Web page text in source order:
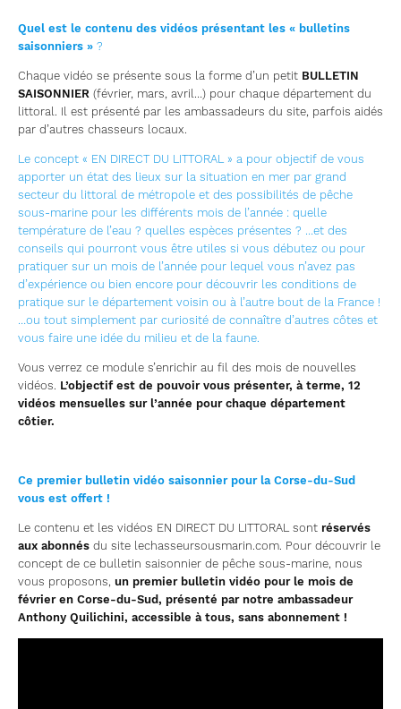
Quel est le contenu des vidéos présentant les « bulletins
saisonniers » ?
Chaque vidéo se présente sous la forme d’un petit BULLETIN
SAISONNIER (février, mars, avril…) pour chaque département du
littoral. Il est présenté par les ambassadeurs du site, parfois aidés
par d’autres chasseurs locaux.
Le concept « EN DIRECT DU LITTORAL » a pour objectif de vous
apporter un état des lieux sur la situation en mer par grand
secteur du littoral de métropole et des possibilités de pêche
sous-marine pour les différents mois de l’année : quelle
température de l’eau ? quelles espèces présentes ? …et des
conseils qui pourront vous être utiles si vous débutez ou pour
pratiquer sur un mois de l’année pour lequel vous n’avez pas
d’expérience ou bien encore pour découvrir les conditions de
pratique sur le département voisin ou à l’autre bout de la France !
…ou tout simplement par curiosité de connaître d’autres côtes et
vous faire une idée du milieu et de la faune.
Vous verrez ce module s’enrichir au fil des mois de nouvelles
vidéos. L’objectif est de pouvoir vous présenter, à terme, 12
vidéos mensuelles sur l’année pour chaque département
côtier.
Ce premier bulletin vidéo saisonnier pour la Corse-du-Sud
vous est offert !
Le contenu et les vidéos EN DIRECT DU LITTORAL sont réservés
aux abonnés du site lechasseursousmarin.com. Pour découvrir le
concept de ce bulletin saisonnier de pêche sous-marine, nous
vous proposons, un premier bulletin vidéo pour le mois de
février en Corse-du-Sud, présenté par notre ambassadeur
Anthony Quilichini, accessible à tous, sans abonnement !